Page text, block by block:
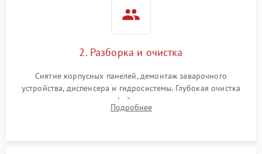
2. Разборка и очистка
Снятие корпусных панелей, демонтаж заварочного
устройства, диспенсера и гидросистемы. Глубокая очистка
внутренних узлов от кофейных масел, жмыха и накипи.
Промывка дренажных каналов и фильтров с использованием
Подробнее